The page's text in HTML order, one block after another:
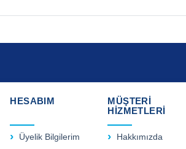
HESABIM
Üyelik Bilgilerim
MÜŞTERİ
HİZMETLERİ
Hakkımızda